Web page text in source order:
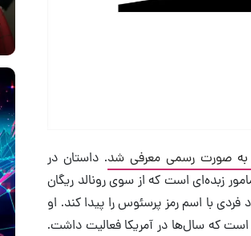
. داستان در
زبده‌ای است که از سوی رونالد ریگان
با اسم رمز پرسئوس را پیدا کند. او
که سال‌ها در آمریکا فعالیت داشت.